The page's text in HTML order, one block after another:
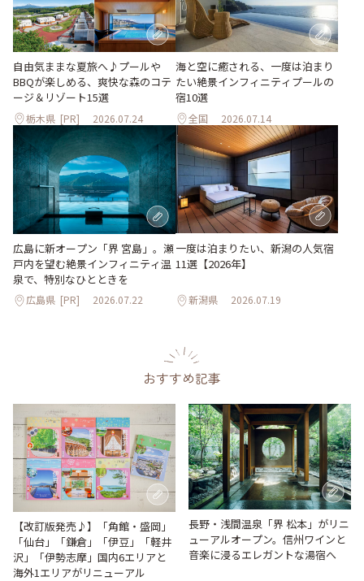
自由気ままな夏旅へ♪プールや
BBQが楽しめる、爽快な森のコテ
ージ＆リゾート15選
栃木県 [PR] 2026.07.24
海と空に癒される、一度は泊まり
たい絶景インフィニティプールの
宿10選
全国 2026.07.14
広島に新オープン「界 宮島」。瀬
戸内を望む絶景インフィニティ温
泉で、特別なひとときを
広島県 [PR] 2026.07.22
一度は泊まりたい、新潟の人気宿
11選【2026年】
新潟県 2026.07.19
おすすめ記事
【改訂版発売♪】「角館・盛岡」
「仙台」「鎌倉」「伊豆」「軽井
沢」「伊勢志摩」国内6エリアと
海外1エリアがリニューアル
長野・浅間温泉「界 松本」がリニ
ューアルオープン。信州ワインと
音楽に浸るエレガントな湯宿へ